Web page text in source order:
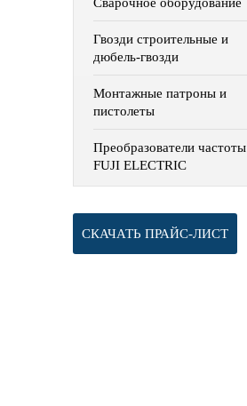
Гвозди строительные и
дюбель-гвозди
Монтажные патроны и
пистолеты
Преобразователи частоты
FUJI ELECTRIC
СКАЧАТЬ ПРАЙС-ЛИСТ